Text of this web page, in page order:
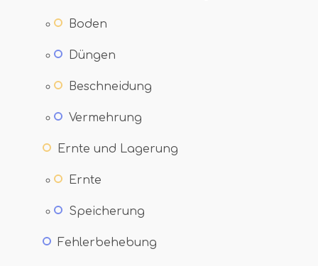
Boden
Düngen
Beschneidung
Vermehrung
Ernte und Lagerung
Ernte
Speicherung
Fehlerbehebung